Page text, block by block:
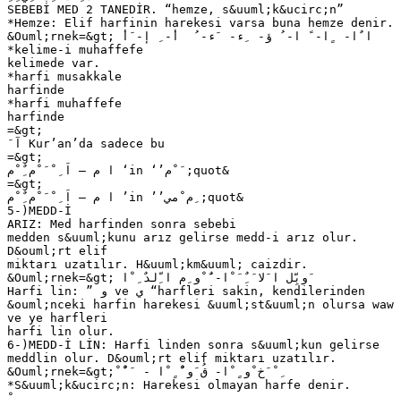
SEBEBİ MED 2 TANEDİR. “hemze, s&uuml;k&ucirc;n”
*Hemze: Elif harfinin harekesi varsa buna hemze denir.
&Ouml;rnek=&gt; ‫ ا ٌا‬- ‫ ٍا‬- ً‫ ا‬- ُ‫ ؤ‬- ‫ ِء‬- ‫ َء‬- ُ ‫ أ‬- ِ‫ إ‬- َ‫أ‬
*kelime-i muhaffefe
kelimede var.
*harfi musakkale
harfinde
*harfi muhaffefe
harfinde
=&gt;
َ ‫ آ‬Kur’an’da sadece bu
=&gt;
‫‘ ا م – اَ ِ ْ َ ْم ٌِ ْم‬in ‘’‫&quot; َ ْم‬
=&gt;
‫’ ا م – اَ ِ ْ َ ْم ٌِ ْم‬in ’’‫&quot; ِم ْمي‬
5-)MEDD-İ
ARIZ: Med harfinden sonra sebebi
medden s&uuml;kunu arız gelirse medd-i arız olur.
D&ouml;rt elif
miktarı uzatılır. H&uuml;km&uuml; caizdir.
&Ouml;rnek=&gt; ‫ َوبِّل ا َلا َ ٌِ َ ْا‬- ‫ٌَ ْو ِم ا ِّلدٌ ِ ْا‬
Harfi lin: ” ‫ و‬ve ‫“ ي‬harfleri sakin, kendilerinden
&ouml;nceki harfin harekesi &uuml;st&uuml;n olursa waw
ve ye harfleri
harfi lin olur.
6-)MEDD-İ LİN: Harfi linden sonra s&uuml;kun gelirse
meddlin olur. D&ouml;rt elif miktarı uzatılır.
&Ouml;rnek=&gt; ْ ٌْ َ - ‫ ِ ْ َخ ْو ٍ ْا‬- ‫قُ َو ٌْ ٍ ْا‬
*S&uuml;k&ucirc;n: Harekesi olmayan harfe denir.